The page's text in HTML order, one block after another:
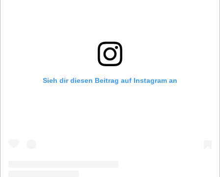
Sieh dir diesen Beitrag auf Instagram an